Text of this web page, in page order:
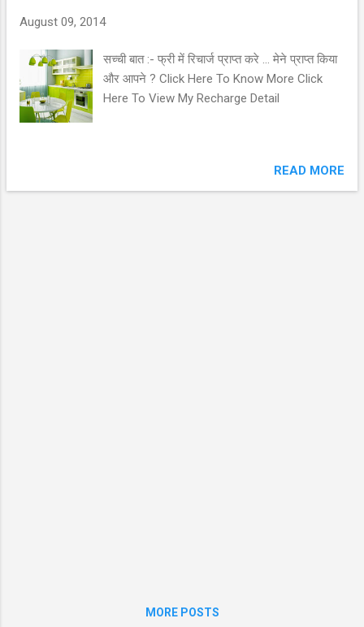
August 09, 2014
सच्ची बात :- फ्री में रिचार्ज प्राप्त करे … मेने प्राप्त किया
और आपने ? Click Here To Know More Click
Here To View My Recharge Detail
READ MORE
MORE POSTS